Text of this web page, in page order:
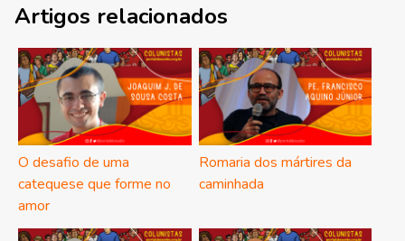
Artigos relacionados
O desafio de uma
catequese que forme no
amor
Romaria dos mártires da
caminhada